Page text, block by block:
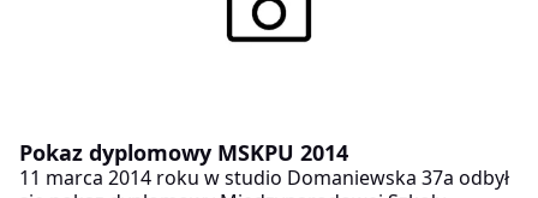
Pokaz dyplomowy MSKPU 2014
11 marca 2014 roku w studio Domaniewska 37a odbył